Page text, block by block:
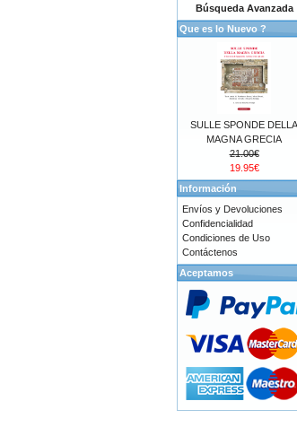
Búsqueda Avanzada
Que es lo Nuevo ?
SULLE SPONDE DELLA
MAGNA GRECIA
21.00€
19.95€
Información
Envíos y Devoluciones
Confidencialidad
Condiciones de Uso
Contáctenos
Aceptamos